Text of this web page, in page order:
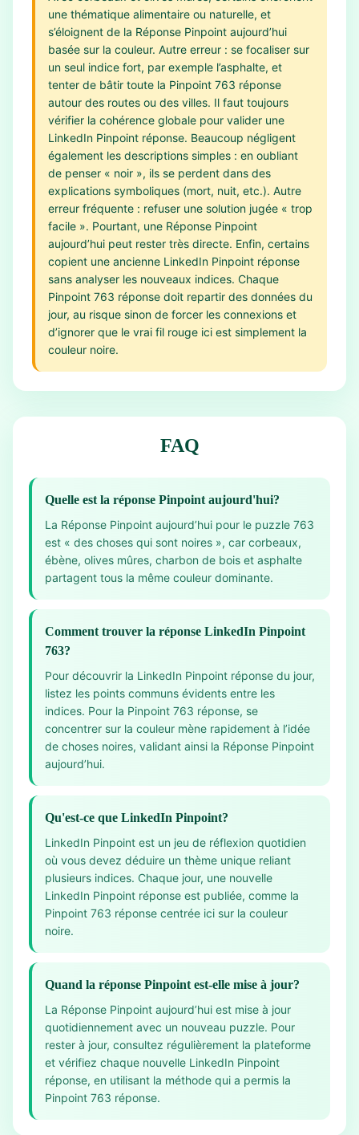
une thématique alimentaire ou naturelle, et
s’éloignent de la Réponse Pinpoint aujourd’hui
basée sur la couleur. Autre erreur : se focaliser sur
un seul indice fort, par exemple l’asphalte, et
tenter de bâtir toute la Pinpoint 763 réponse
autour des routes ou des villes. Il faut toujours
vérifier la cohérence globale pour valider une
LinkedIn Pinpoint réponse. Beaucoup négligent
également les descriptions simples : en oubliant
de penser « noir », ils se perdent dans des
explications symboliques (mort, nuit, etc.). Autre
erreur fréquente : refuser une solution jugée « trop
facile ». Pourtant, une Réponse Pinpoint
aujourd’hui peut rester très directe. Enfin, certains
copient une ancienne LinkedIn Pinpoint réponse
sans analyser les nouveaux indices. Chaque
Pinpoint 763 réponse doit repartir des données du
jour, au risque sinon de forcer les connexions et
d’ignorer que le vrai fil rouge ici est simplement la
couleur noire.
FAQ
Quelle est la réponse Pinpoint aujourd'hui?
La Réponse Pinpoint aujourd’hui pour le puzzle 763
est « des choses qui sont noires », car corbeaux,
ébène, olives mûres, charbon de bois et asphalte
partagent tous la même couleur dominante.
Comment trouver la réponse LinkedIn Pinpoint
763?
Pour découvrir la LinkedIn Pinpoint réponse du jour,
listez les points communs évidents entre les
indices. Pour la Pinpoint 763 réponse, se
concentrer sur la couleur mène rapidement à l’idée
de choses noires, validant ainsi la Réponse Pinpoint
aujourd’hui.
Qu'est-ce que LinkedIn Pinpoint?
LinkedIn Pinpoint est un jeu de réflexion quotidien
où vous devez déduire un thème unique reliant
plusieurs indices. Chaque jour, une nouvelle
LinkedIn Pinpoint réponse est publiée, comme la
Pinpoint 763 réponse centrée ici sur la couleur
noire.
Quand la réponse Pinpoint est-elle mise à jour?
La Réponse Pinpoint aujourd’hui est mise à jour
quotidiennement avec un nouveau puzzle. Pour
rester à jour, consultez régulièrement la plateforme
et vérifiez chaque nouvelle LinkedIn Pinpoint
réponse, en utilisant la méthode qui a permis la
Pinpoint 763 réponse.